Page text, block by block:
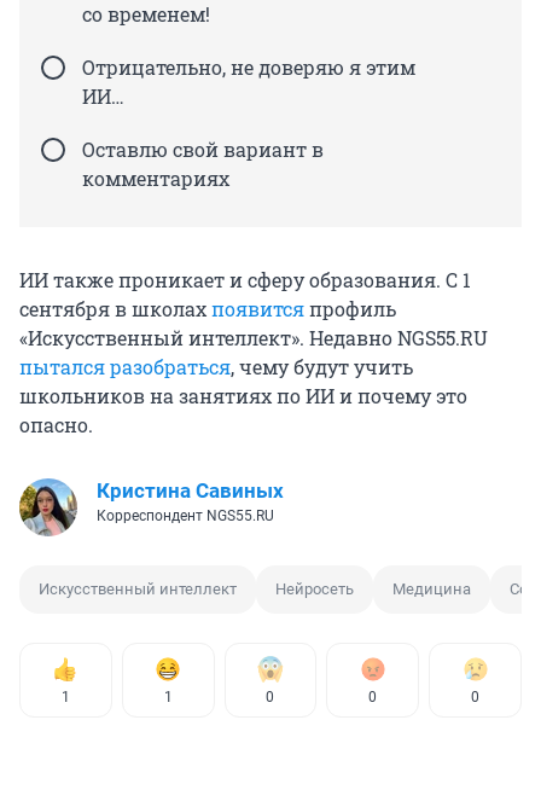
со временем!
Отрицательно, не доверяю я этим
ИИ…
Оставлю свой вариант в
комментариях
ИИ также проникает и сферу образования. С 1
сентября в школахпоявитсяпрофиль
«Искусственный интеллект». Недавно NGS55.RU
пытался разобраться, чему будут учить
школьников на занятиях по ИИ и почему это
опасно.
Кристина Савиных
Корреспондент NGS55.RU
Искусственный интеллект Нейросеть Медицина
1 1 0 0 0